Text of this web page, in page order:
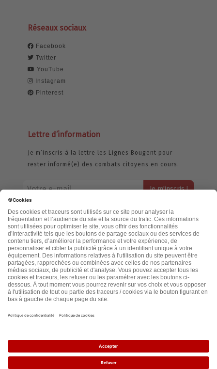
Réseaux sociaux
Facebook
Twitter
YouTube
Instagram
Pinterest
Lettre d’information
Je m’inscris à la lettre les Lignes Bougent pour
rester informé(e) des combats citoyens en cours.
jamais échangée. Pour consulter notre politique de confidentialité,
cliquez ici.
Accueil
Politique de confidentialité
Cookies